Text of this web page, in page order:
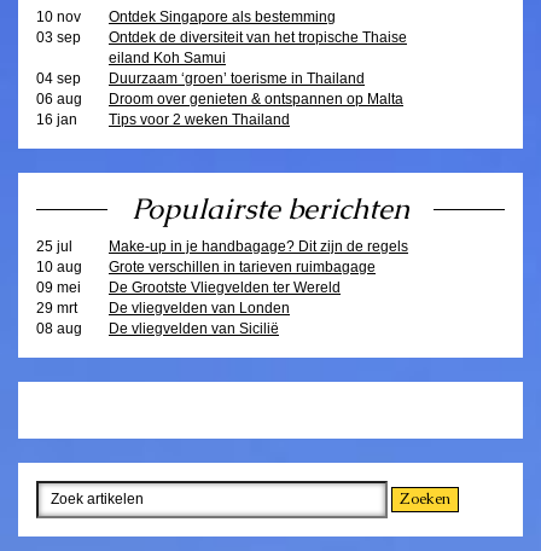
10 nov
Ontdek Singapore als bestemming
03 sep
Ontdek de diversiteit van het tropische Thaise
eiland Koh Samui
04 sep
Duurzaam ‘groen’ toerisme in Thailand
06 aug
Droom over genieten & ontspannen op Malta
16 jan
Tips voor 2 weken Thailand
Populairste berichten
25 jul
Make-up in je handbagage? Dit zijn de regels
10 aug
Grote verschillen in tarieven ruimbagage
09 mei
De Grootste Vliegvelden ter Wereld
29 mrt
De vliegvelden van Londen
08 aug
De vliegvelden van Sicilië